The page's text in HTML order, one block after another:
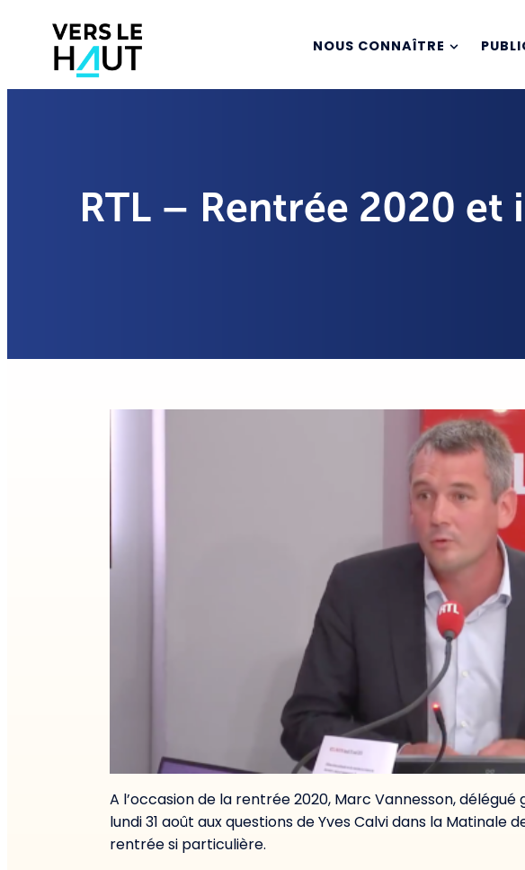
NOUS CONNAÎTRE
RTL – Rentrée 2020 et
A l’occasion de la rentrée 2020, Marc Vannesson,
lundi 31 août aux questions de Yves Calvi dans la Matinale
rentrée si particulière.